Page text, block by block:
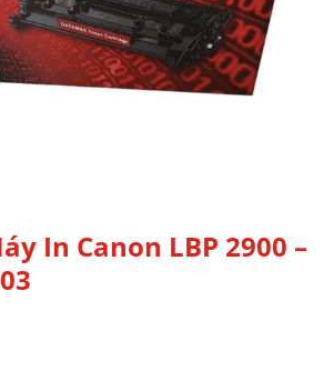
In Canon LBP 2900 –